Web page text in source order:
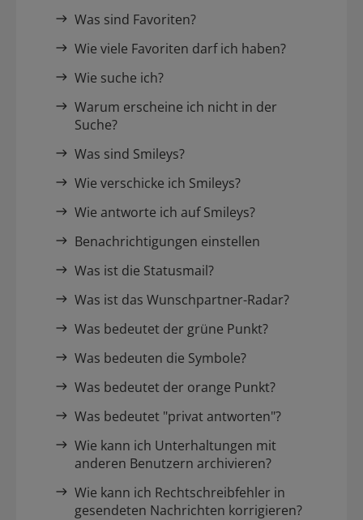
Was sind Favoriten?
Wie viele Favoriten darf ich haben?
Wie suche ich?
Warum erscheine ich nicht in der
Suche?
Was sind Smileys?
Wie verschicke ich Smileys?
Wie antworte ich auf Smileys?
Benachrichtigungen einstellen
Was ist die Statusmail?
Was ist das Wunschpartner-Radar?
Was bedeutet der grüne Punkt?
Was bedeuten die Symbole?
Was bedeutet der orange Punkt?
Was bedeutet "privat antworten"?
Wie kann ich Unterhaltungen mit
anderen Benutzern archivieren?
Wie kann ich Rechtschreibfehler in
gesendeten Nachrichten korrigieren?